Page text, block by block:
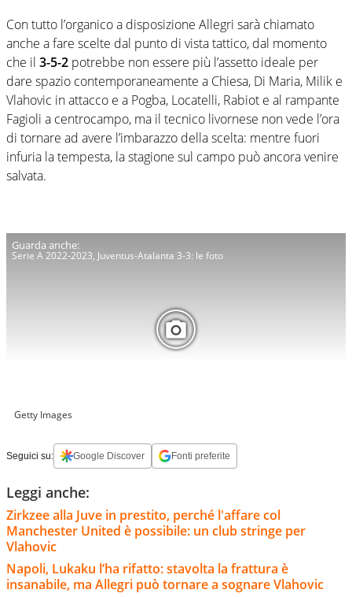
Con tutto l’organico a disposizione Allegri sarà chiamato
anche a fare scelte dal punto di vista tattico, dal momento
che il 3-5-2 potrebbe non essere più l’assetto ideale per
dare spazio contemporaneamente a Chiesa, Di Maria, Milik e
Vlahovic in attacco e a Pogba, Locatelli, Rabiot e al rampante
Fagioli a centrocampo, ma il tecnico livornese non vede l’ora
di tornare ad avere l’imbarazzo della scelta: mentre fuori
infuria la tempesta, la stagione sul campo può ancora venire
salvata.
Serie A 2022-2023, Juventus-Atalanta 3-3: le foto
Getty Images
Seguici su: Google Discover Fonti preferite
Leggi anche:
Zirkzee alla Juve in prestito, perché l'affare col
Manchester United è possibile: un club stringe per
Vlahovic
Napoli, Lukaku l’ha rifatto: stavolta la frattura è
insanabile, ma Allegri può tornare a sognare Vlahovic